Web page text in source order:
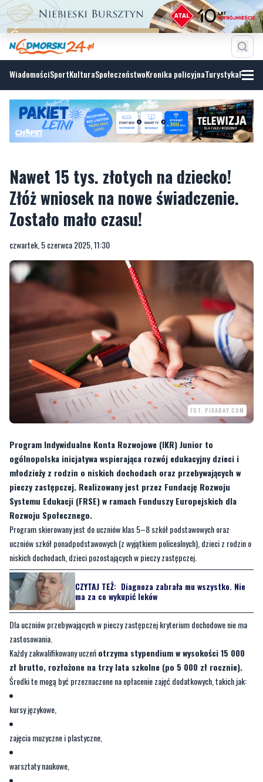
WiadomościSportKulturaSpołeczeństwoKronika policyjnaTurystyka
Nawet 15 tys. złotych na dziecko!
Złóż wniosek na nowe świadczenie.
Zostało mało czasu!
czwartek, 5 czerwca 2025, 11:30
FOT. PIXABAY.COM
Program Indywidualne Konta Rozwojowe (IKR) Junior to
ogólnopolska inicjatywa wspierająca rozwój edukacyjny dzieci i
młodzieży z rodzin o niskich dochodach oraz przebywających w
pieczy zastępczej. Realizowany jest przez Fundację Rozwoju
Systemu Edukacji (FRSE) w ramach Funduszy Europejskich dla
Rozwoju Społecznego.
Program skierowany jest do uczniów klas 5–8 szkół podstawowych oraz
uczniów szkół ponadpodstawowych (z wyjątkiem policealnych), dzieci z rodzin o
niskich dochodach, dzieci pozostających w pieczy zastępczej.
CZYTAJ TEŻ: Diagnoza zabrała mu wszystko. Nie
ma za co wykupić leków
Dla uczniów przebywających w pieczy zastępczej kryterium dochodowe nie ma
zastosowania.
Każdy zakwalifikowany uczeńotrzyma stypendium w wysokości 15 000
zł brutto, rozłożone na trzy lata szkolne (po 5 000 zł rocznie).
Środki te mogą być przeznaczone na opłacenie zajęć dodatkowych, takich jak:
kursy językowe,
zajęcia muzyczne i plastyczne,
warsztaty naukowe,